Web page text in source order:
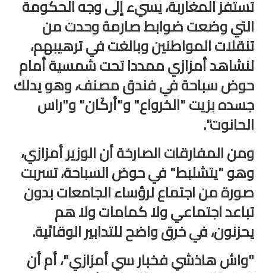
امتحانات مهنية
التفتيش
باكالوريا
التعليم عن بعد
تستفز المغاربة، يسيء إلى وجه الحكومة
التي وضعت ضوابط صارمة وحدت من
تنقلات المواطنين وبالغت في ترهيبهم،
لنشاهد أمزازي ممددا تحت شمسية أمام
حوض سباحة في فندق مصنف، وهو يدلك
جسده بزيت "الخرواع" و"أركَان" و"راس
الحانوت".
ومن المفارقات الصارخة أن الوزير أمزازي،
وهو "يتشلبط" في حوض السباحة، تسربت
صورة من اجتماع لرؤساء الجامعات بدون
تباعد اجتماعي ولا كمامات ولا هم
يحزنون، في خرق واضح للتدابير الوقائية.
"واش هاذشي فخبار سي أمزازي"، أم أن